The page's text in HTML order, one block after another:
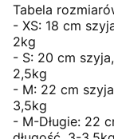
Tabela
- XS: 18 cm
2kg
- S: 20 cm
2,5kg
- M: 22 cm
3,5kg
- M-Długie: 22